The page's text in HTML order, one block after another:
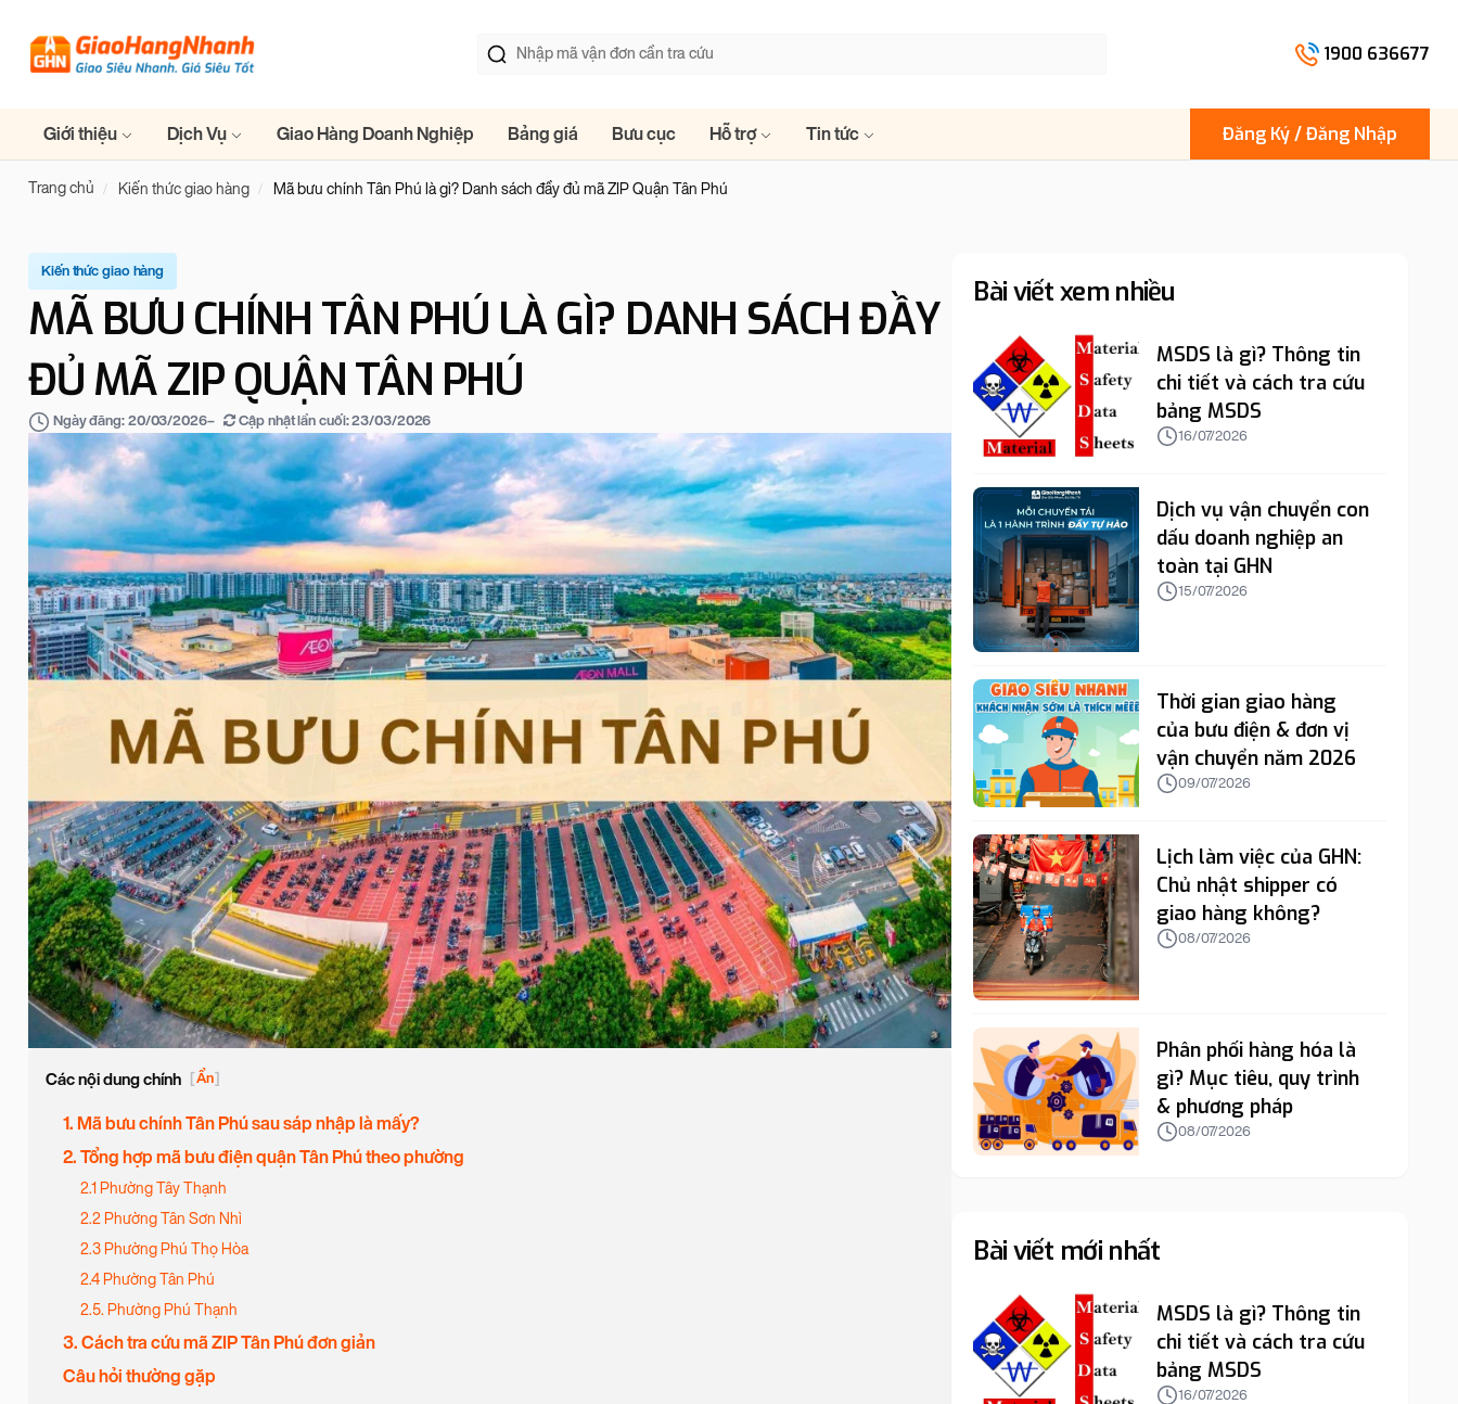
1900 636677
Giới thiệu Dịch Vụ Giao Hàng Doanh Nghiệp Bảng giá Bưu cục Hỗ trợ Tin tức Đăng Ký / Đăng Nhập
Trang chủ Kiến thức giao hàng Mã bưu chính Tân Phú là gì? Danh sách đầy đủ mã ZIP Quận Tân Phú
Kiến thức giao hàng
MÃ BƯU CHÍNH TÂN PHÚ LÀ GÌ? DANH SÁCH ĐẦY
ĐỦ MÃ ZIP QUẬN TÂN PHÚ
Ngày đăng: 20/03/2026– Cập nhật lần cuối:23/03/2026
Các nội dung chính [Ẩn]
1. Mã bưu chính Tân Phú sau sáp nhập là mấy?
2. Tổng hợp mã bưu điện quận Tân Phú theo phường
2.1 Phường Tây Thạnh
2.2 Phường Tân Sơn Nhì
2.3 Phường Phú Thọ Hòa
2.4 Phường Tân Phú
2.5. Phường Phú Thạnh
3. Cách tra cứu mã ZIP Tân Phú đơn giản
Câu hỏi thường gặp
Bài viết xem nhiều
MSDS là gì? Thông tin
chi tiết và cách tra cứu
bảng MSDS
16/07/2026
Dịch vụ vận chuyển con
dấu doanh nghiệp an
toàn tại GHN
15/07/2026
Thời gian giao hàng
của bưu điện & đơn vị
vận chuyển năm 2026
09/07/2026
Lịch làm việc của GHN:
Chủ nhật shipper có
giao hàng không?
08/07/2026
Phân phối hàng hóa là
gì? Mục tiêu, quy trình
& phương pháp
08/07/2026
Bài viết mới nhất
MSDS là gì? Thông tin
chi tiết và cách tra cứu
bảng MSDS
16/07/2026